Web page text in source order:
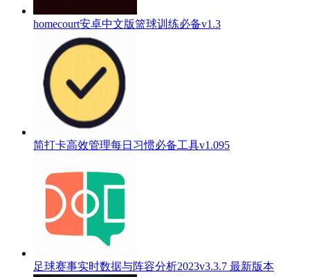
homecourt安卓中文版篮球训练必备v1.3
简打卡高效管理每日习惯必备工具v1.095
足球赛事实时数据与阵容分析2023v3.3.7 最新版本